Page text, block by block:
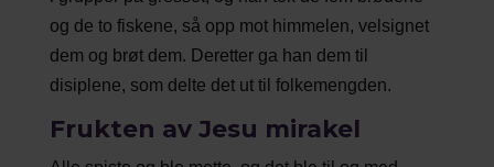
og de to fiskene, så opp mot himmelen, velsignet
dem og brøt dem. Deretter ga han dem til
disiplene, som delte det ut til folkemengden.
Frukten av Jesu mirakel